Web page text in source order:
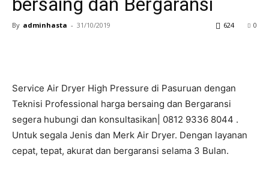
By adminhasta - 31/10/2019 0
624
Service Air Dryer High Pressure di Pasuruan dengan
Teknisi Professional harga bersaing dan Bergaransi
segera hubungi dan konsultasikan| 0812 9336 8044 .
Untuk segala Jenis dan Merk Air Dryer. Dengan layanan
cepat, tepat, akurat dan bergaransi selama 3 Bulan.